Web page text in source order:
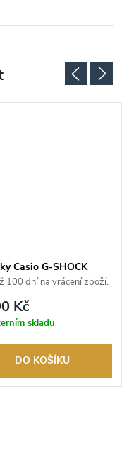
Casio G-SHOCK
1ER
100 dní na vrácení zboží.
prodejce.
Kč
skladu
DO KOŠÍKU